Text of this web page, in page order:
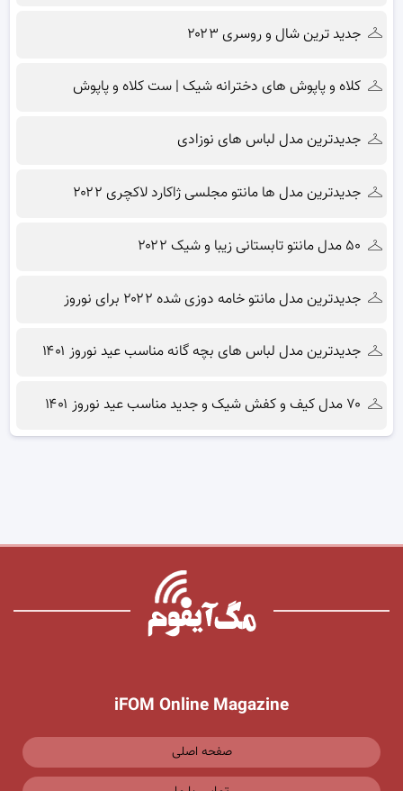
جدید ترین شال و روسری ۲۰۲۳
کلاه و پاپوش های دخترانه شیک | ست کلاه و پاپوش
جدیدترین مدل لباس های نوزادی
جدیدترین مدل ها مانتو مجلسی ژاکارد لاکچری ۲۰۲۲
۵۰ مدل مانتو تابستانی زیبا و شیک ۲۰۲۲
جدیدترین مدل مانتو خامه دوزی شده ۲۰۲۲ برای نوروز
جدیدترین مدل لباس های بچه گانه مناسب عید نوروز ۱۴۰۱
۷۰ مدل کیف و کفش شیک و جدید مناسب عید نوروز ۱۴۰۱
iFOM Online Magazine
صفحه اصلی